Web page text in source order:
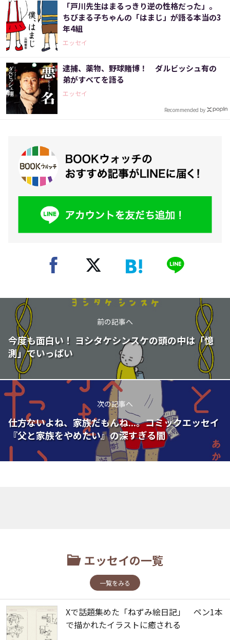
「戸川先生はまるっきり逆の性格だった」。
ちびまる子ちゃんの「はまじ」が語る本当の3
年4組
エッセイ
逮捕、薬物、野球賭博！ ダルビッシュ有の
弟がすべてを語る
エッセイ
Recommended by
前の記事へ
今度も面白い！ ヨシタケシンスケの頭の中は「憶
測」でいっぱい
次の記事へ
仕方ないよね、家族だもんね...。コミックエッセイ
『父と家族をやめたい』の深すぎる闇
エッセイの一覧
一覧をみる
Xで話題集めた「ねずみ絵日記」 ペン1本
で描かれたイラストに癒される